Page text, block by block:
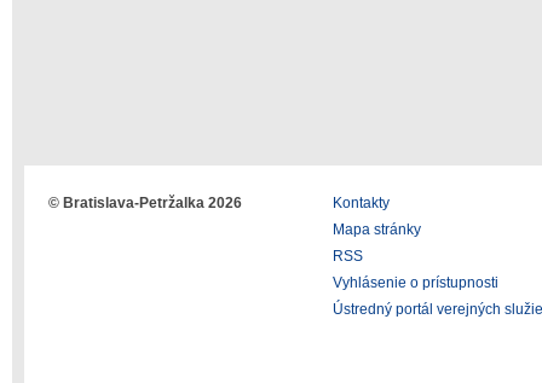
© Bratislava-Petržalka 2026
Kontakty
Mapa stránky
RSS
Vyhlásenie o prístupnosti
Ústredný portál verejných